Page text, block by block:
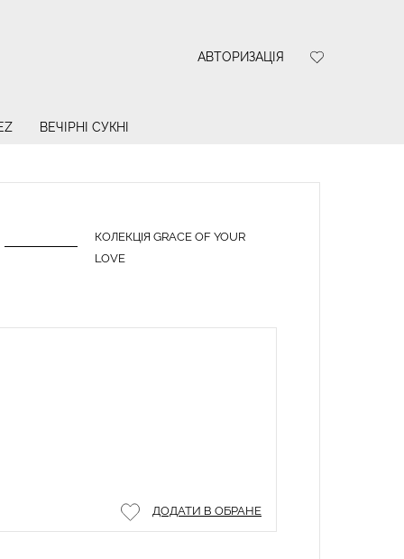
АВТОРИЗАЦІЯ
ВЕЧІРНІ СУКНІ
КОЛЕКЦІЯ GRACE OF YOUR
LOVE
ДОДАТИ В ОБРАНЕ